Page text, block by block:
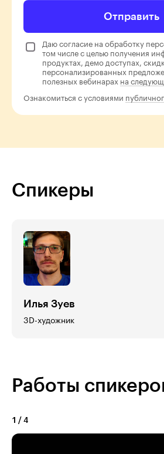
Отправить
Даю согласие на обработку
том числе с целью получения
продуктах, демо доступах,
персонализированных
полезных вебинарах на
Ознакомиться с условиями
Спикеры
Илья Зуев
3D-художник
Работы
1 / 4